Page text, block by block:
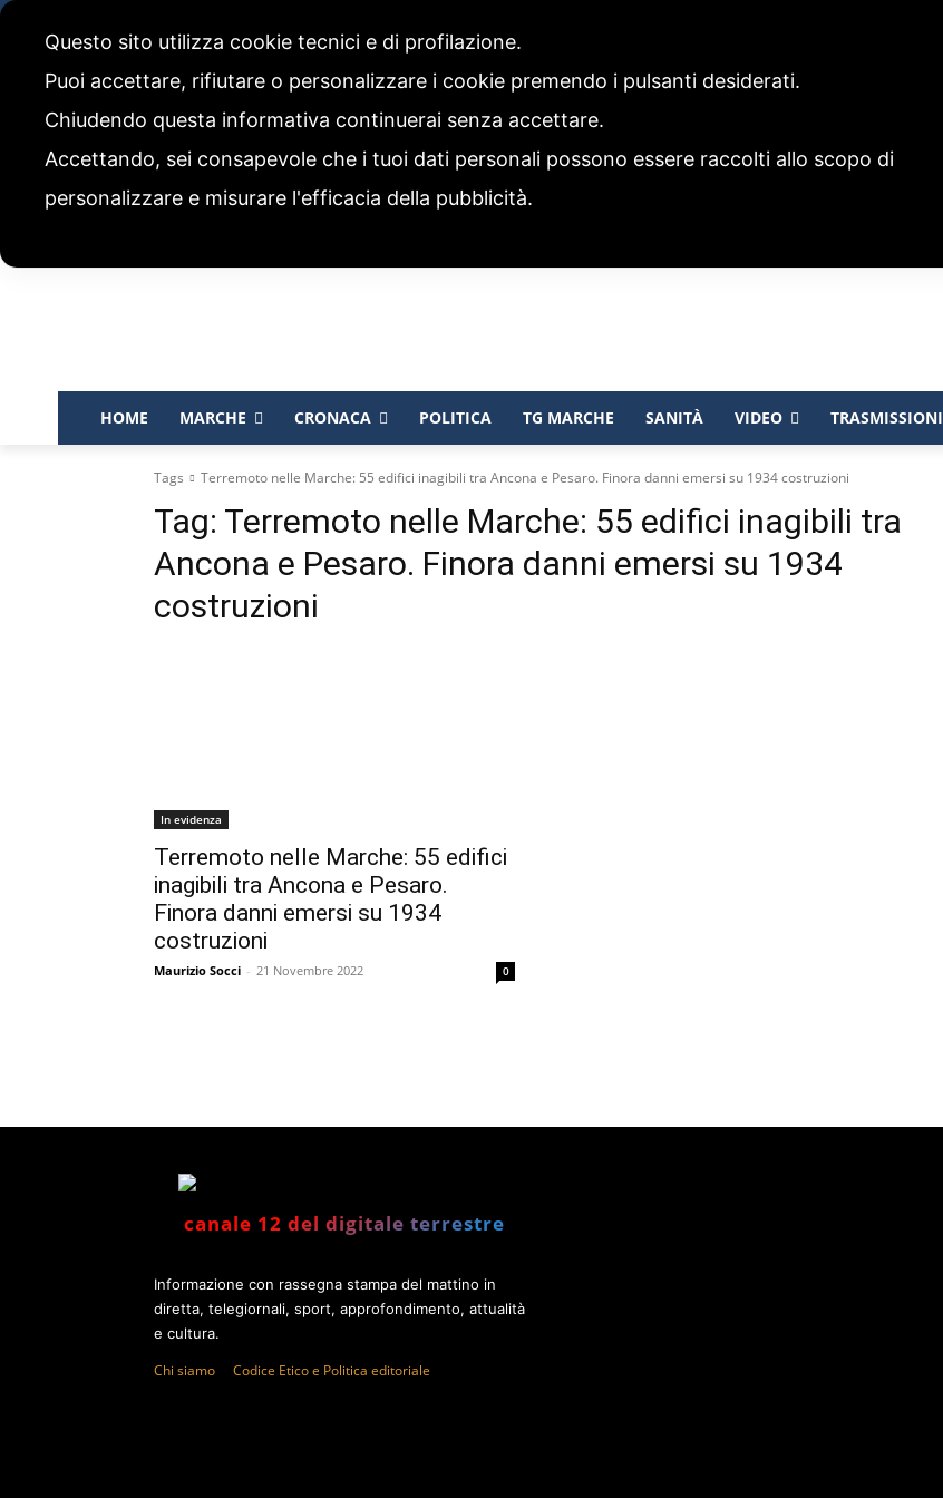
CODICE ETICO E POLITICA EDITORIALE
HOME MARCHE CRONACA POLITICA TG MARCHE SANITÀ VIDEO TRASMISSIONI
Tags Terremoto nelle Marche: 55 edifici inagibili tra Ancona e Pesaro. Finora danni emersi su 1934 costruzioni
Tag: Terremoto nelle Marche: 55 edifici inagibili tra
Ancona e Pesaro. Finora danni emersi su 1934
costruzioni
In evidenza
Terremoto nelle Marche: 55 edifici
inagibili tra Ancona e Pesaro.
Finora danni emersi su 1934
costruzioni
Maurizio Socci - 21 Novembre 2022 0
canale 12 del digitale terrestre
Informazione con rassegna stampa del mattino in
diretta, telegiornali, sport, approfondimento, attualità
e cultura.
Chi siamo Codice Etico e Politica editoriale
Questo sito utilizza cookie tecnici e di profilazione.
Puoi accettare, rifiutare o personalizzare i cookie premendo i pulsanti desiderati.
Chiudendo questa informativa continuerai senza accettare.
Accettando, sei consapevole che i tuoi dati personali possono essere raccolti allo scopo di
personalizzare e misurare l'efficacia della pubblicità.